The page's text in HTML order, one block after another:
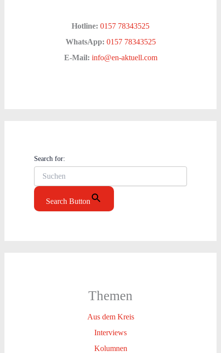
Hotline: 0157 78343525
WhatsApp: 0157 78343525
E-Mail: info@en-aktuell.com
Search for:
Search Button
Themen
Aus dem Kreis
Interviews
Kolumnen